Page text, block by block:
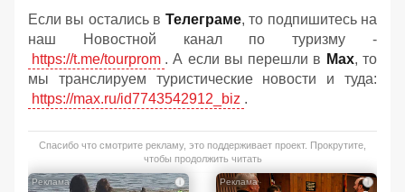
Если вы остались в Телеграме, то подпишитесь на
наш Новостной канал по туризму -
https://t.me/tourprom . А если вы перешли в Мах, то
мы транслируем туристические новости и туда:
https://max.ru/id7743542912_biz .
Спасибо что смотрите рекламу, это поддерживает проект. Прокрутите,
чтобы продолжить читать
i i